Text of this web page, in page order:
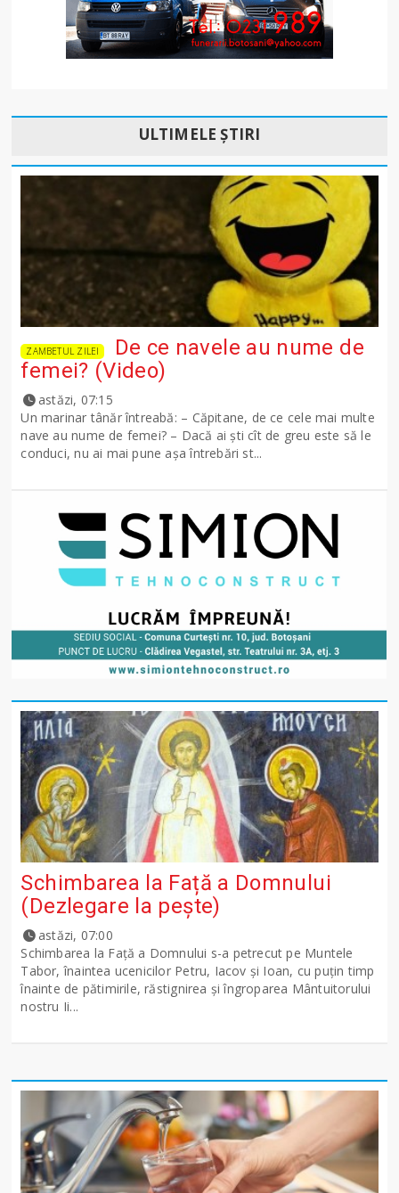
ULTIMELE ȘTIRI
ZAMBETUL ZILEI
De ce navele au nume de
femei? (Video)
astăzi, 07:15
Un marinar tânăr întreabă: – Căpitane, de ce cele mai multe
nave au nume de femei? – Dacă ai şti cît de greu este să le
conduci, nu ai mai pune așa întrebări st...
Schimbarea la Față a Domnului
(Dezlegare la peşte)
astăzi, 07:00
Schimbarea la Față a Domnului s-a petrecut pe Muntele
Tabor, înaintea ucenicilor Petru, Iacov și Ioan, cu puțin timp
înainte de pătimirile, răstignirea și îngroparea Mântuitorului
nostru Ii...